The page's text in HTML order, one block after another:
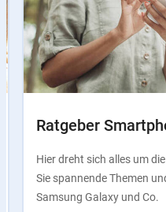
Ratgeber
Hier dreht sich alles um
Sie spannende Themen
Samsung Galaxy und Co.